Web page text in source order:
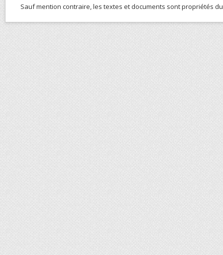
Sauf mention contraire, les textes et documents sont propriétés